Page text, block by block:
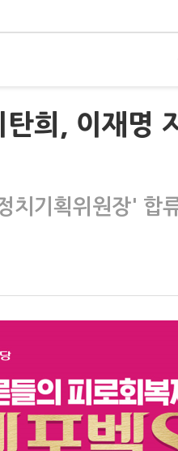
탄희, 이재명
치기획위원장' 합